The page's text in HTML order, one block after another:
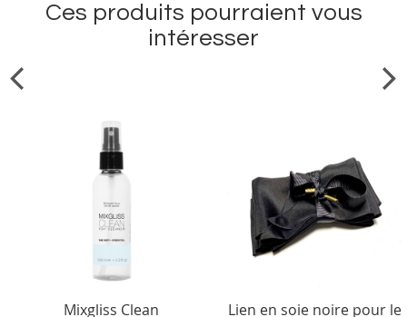
Ces produits pourraient vous
intéresser
Mixgliss Clean
Lien en soie noire pour le